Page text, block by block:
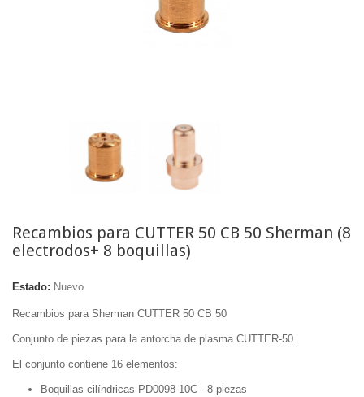
Recambios para CUTTER 50 CB 50 Sherman (8
electrodos+ 8 boquillas)
Estado: Nuevo
Recambios para Sherman CUTTER 50 CB 50
Conjunto de piezas para la antorcha de plasma CUTTER-50.
El conjunto contiene 16 elementos:
Boquillas cilíndricas PD0098-10C - 8 piezas